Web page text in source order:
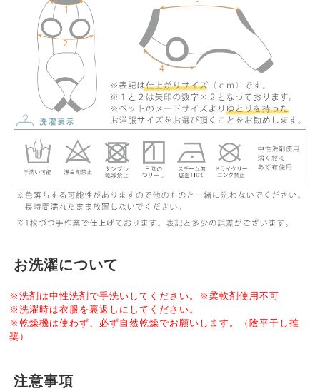
お洗濯について
※洗剤は中性洗剤で手洗いしてください。※柔軟剤使用不可
※洗濯時は衣服を裏返しにしてください。
※乾燥機は使わず、必ず自然乾燥でお願いします。（陰平干し推
奨）
注意事項